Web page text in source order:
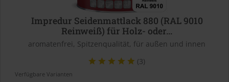
Impredur Seidenmattlack 880 (RAL 9010
Reinweiß) für Holz- oder...
aromatenfrei, Spitzenqualität, für außen und innen
(3)
Verfügbare Varianten